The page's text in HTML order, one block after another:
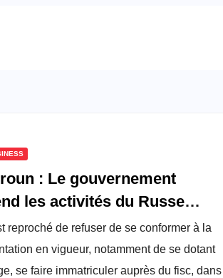
: Le gouvernement
les activités du Russe
sur le territoire
reproché de refuser de se conformer à la
en vigueur, notamment de se dotant
se faire immatriculer auprès du fisc, dans